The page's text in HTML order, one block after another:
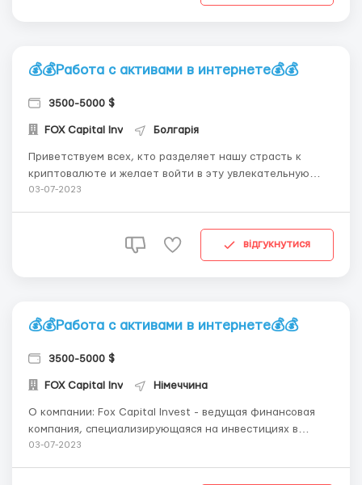
💰💰Работа с активами в интернете💰💰
3500-5000 $
FOX Capital Inv Болгарія
Приветствуем всех, кто разделяет нашу страсть к
криптовалюте и желает войти в эту увлекательную
сферу! Почему стоит выбрать работу в сфере
и активно работаем с передовыми технологиями и
03-07-2023
відгукнутися
💰💰Работа с активами в интернете💰💰
3500-5000 $
FOX Capital Inv Німеччина
О компании: Fox Capital Invest - ведущая финансовая
компания, специализирующаяся на инвестициях в
криптовалюты и предоставлении высокоэффективных
03-07-2023